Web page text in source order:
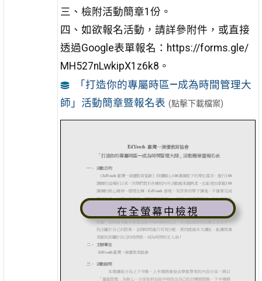
三、檢附活動簡章1份。
四、如欲報名活動，請詳參附件，或直接
透過Google表單報名：https://forms.gle/
MH527nLwkipX1z6k8。
「打造你的專屬時區—成為時間管理大
師」活動簡章暨報名表 (點擊下載檔案)
在全螢幕中檢視